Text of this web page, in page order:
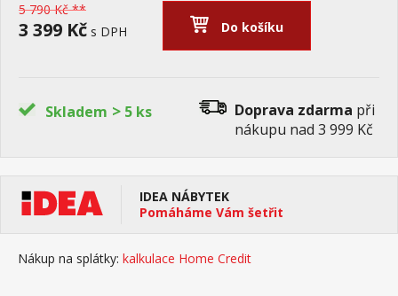
5 790 Kč **
3 399 Kč s DPH Do košíku
Skladem > 5 ks Doprava zdarma při
nákupu nad 3 999 Kč
IDEA NÁBYTEK
Pomáháme Vám šetřit
Nákup na splátky: kalkulace Home Credit